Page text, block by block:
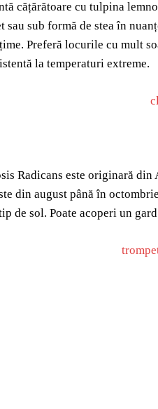
cățărătoare cu tulpina
sau sub formă de stea în
Preferă locurile cu mult
la temperaturi extreme.
Radicans este originară
din august până în
de sol. Poate acoperi un